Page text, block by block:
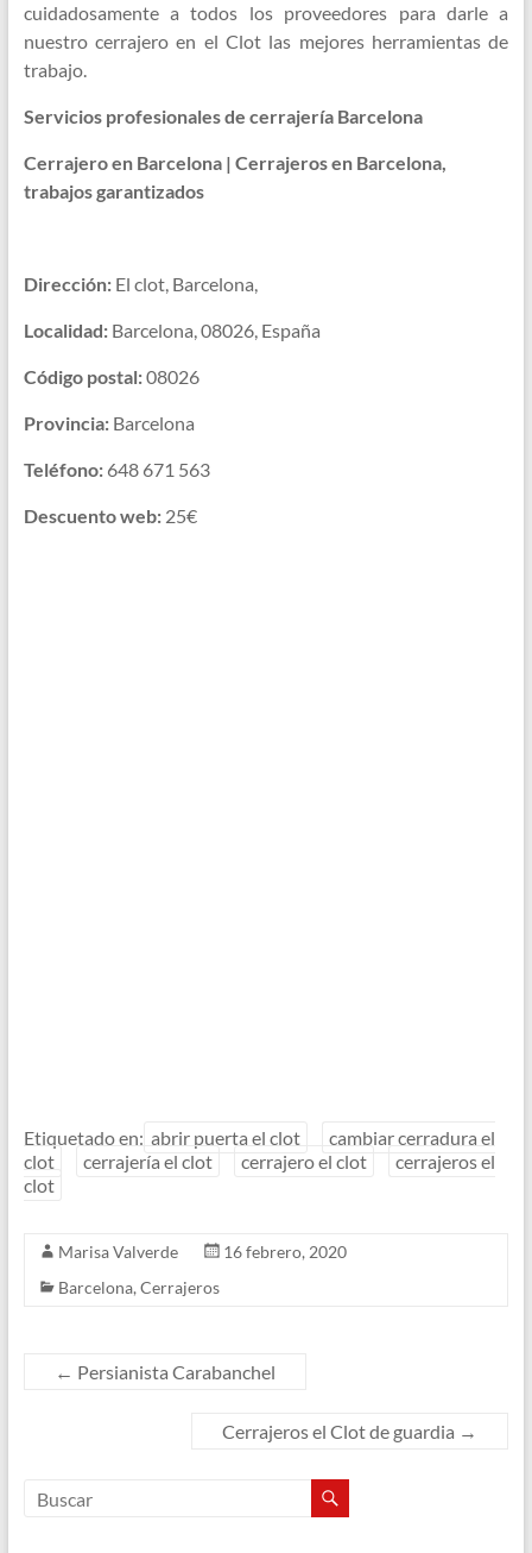
cuidadosamente a todos los proveedores para darle a
nuestro cerrajero en el Clot las mejores herramientas de
trabajo.
Servicios profesionales de cerrajería Barcelona
Cerrajero en Barcelona | Cerrajeros en Barcelona,
trabajos garantizados
Dirección:El clot, Barcelona,
Localidad:Barcelona, 08026, España
Código postal:08026
Provincia:Barcelona
Teléfono:648 671 563
Descuento web:25€
Etiquetado en: abrir puerta el clot
cambiar cerradura el
clot
cerrajería el clot cerrajero el clot
cerrajeros el
clot
Marisa Valverde
16 febrero, 2020
Barcelona,Cerrajeros
← Persianista Carabanchel
Cerrajeros el Clot de guardia →